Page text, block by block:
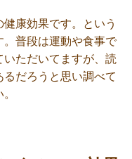
康効果です。という
普段は運動や食事で
ただいてますが、読
だろうと思い調べて